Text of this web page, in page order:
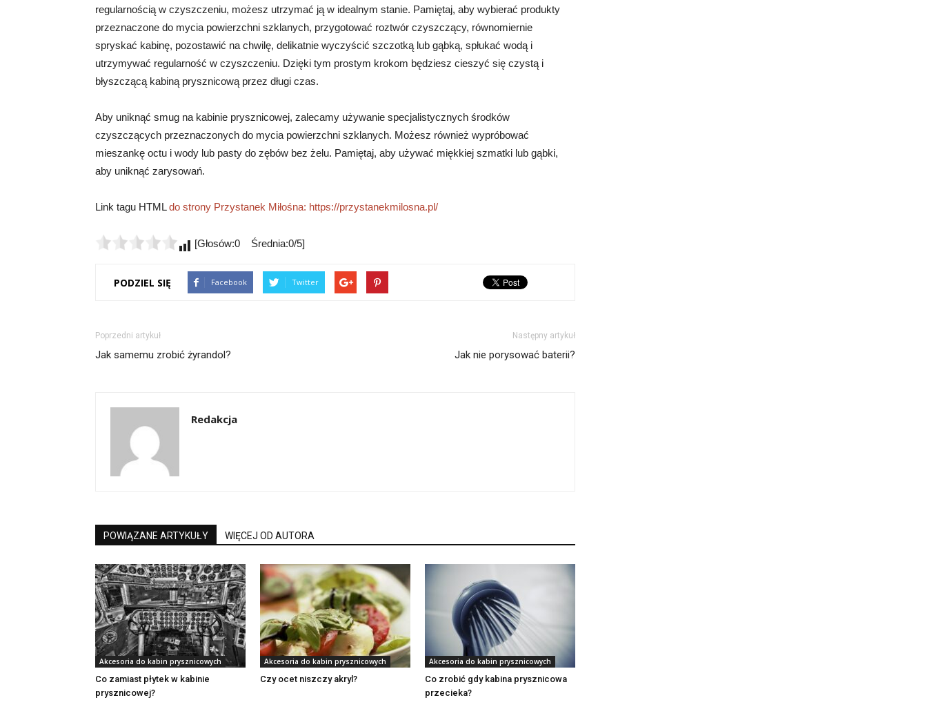
regularnością w czyszczeniu, możesz utrzymać ją w idealnym stanie. Pamiętaj, aby wybierać produkty
przeznaczone do mycia powierzchni szklanych, przygotować roztwór czyszczący, równomiernie
spryskać kabinę, pozostawić na chwilę, delikatnie wyczyścić szczotką lub gąbką, spłukać wodą i
utrzymywać regularność w czyszczeniu. Dzięki tym prostym krokom będziesz cieszyć się czystą i
błyszczącą kabiną prysznicową przez długi czas.
Aby uniknąć smug na kabinie prysznicowej, zalecamy używanie specjalistycznych środków
czyszczących przeznaczonych do mycia powierzchni szklanych. Możesz również wypróbować
mieszankę octu i wody lub pasty do zębów bez żelu. Pamiętaj, aby używać miękkiej szmatki lub gąbki,
aby uniknąć zarysowań.
Link tagu HTMLdo strony Przystanek Miłośna: https://przystanekmilosna.pl/
[Głosów:0 Średnia:0/5]
PODZIEL SIĘ Facebook Twitter
Poprzedni artykuł
Jak samemu zrobić żyrandol?
Następny artykuł
Jak nie porysować baterii?
Redakcja
POWIĄZANE ARTYKUŁY WIĘCEJ OD AUTORA
Akcesoria do kabin prysznicowych
Co zamiast płytek w kabinie
prysznicowej?
Akcesoria do kabin prysznicowych
Czy ocet niszczy akryl?
Akcesoria do kabin prysznicowych
Co zrobić gdy kabina prysznicowa
przecieka?